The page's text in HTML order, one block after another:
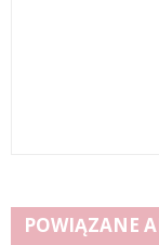
POWIĄZANE